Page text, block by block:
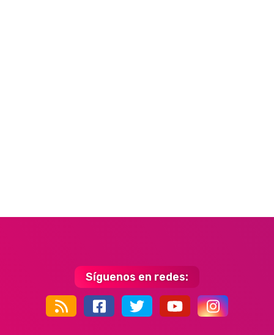
Síguenos en redes: